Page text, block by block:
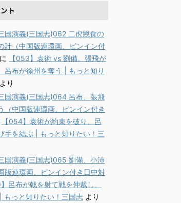
ト
国演義(三国志)062 二虎競食の
計（中国版連環画、ピンイン付
に
【053】袁術 vs 劉備。張飛が
呂布が徐州を奪う | もっと知り
より
国演義(三国志)064 呂布、張飛
（中国版連環画、ピンイン付き
【054】袁術が約束を破り、呂
手を結ぶ | もっと知りたい！三
国演義(三国志)065 劉備、小沛
版連環画、ピンイン付き日中対
】呂布が戟を射て戦を仲裁し、
もっと知りたい！三国志 より